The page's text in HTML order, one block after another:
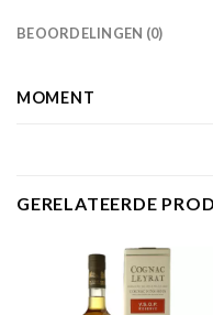
BEOORDELINGEN (0)
MOMENT
GERELATEERDE